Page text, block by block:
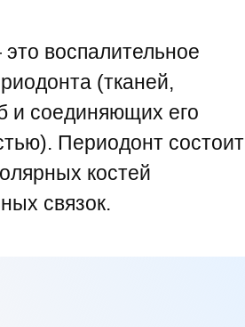
воспалительное
(тканей,
и соединяющих его
Периодонт состоит
костей
связок.